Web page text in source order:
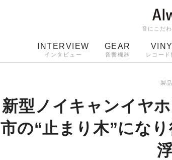
音にこだ
INTERVIEW
インタビュー
GEAR
音響機器 レコード
製
新型ノイキャンイヤ
市の“止まり木”にな